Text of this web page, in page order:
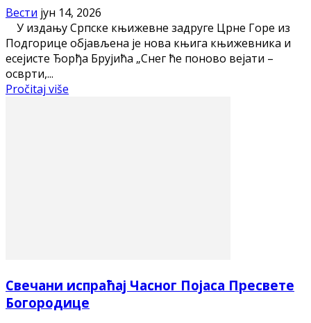
Вести јун 14, 2026
У издању Српске књижевне задруге Црне Горе из
Подгорице објављена је нова књига књижевника и
есејисте Ђорђа Брујића „Снег ће поново вејати –
осврти,...
Pročitaj više
Свечани испраћај Часног Појаса Пресвете
Богородице